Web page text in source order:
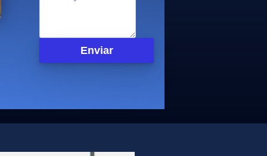
Enviar